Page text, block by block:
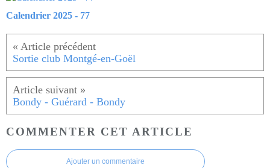
Calendrier 2025 - 77
Sortie club Montgé-en-Goël
Bondy - Guérard - Bondy
COMMENTER CET ARTICLE
Ajouter un commentaire